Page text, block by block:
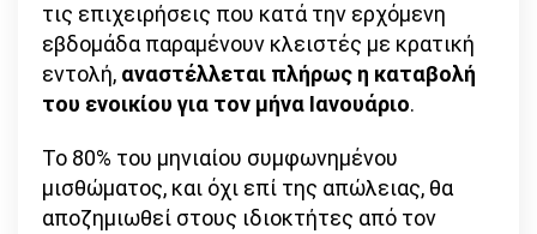
τις επιχειρήσεις που κατά την ερχόμενη
εβδομάδα παραμένουν κλειστές με κρατική
εντολή, αναστέλλεται πλήρως η καταβολή
του ενοικίου για τον μήνα Ιανουάριο.
Το 80% του μηνιαίου συμφωνημένου
μισθώματος, και όχι επί της απώλειας, θα
αποζημιωθεί στους ιδιοκτήτες από τον